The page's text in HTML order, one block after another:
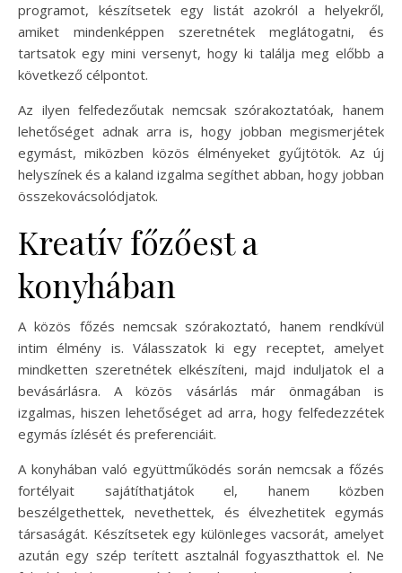
programot, készítsetek egy listát azokról a helyekről,
amiket mindenképpen szeretnétek meglátogatni, és
tartsatok egy mini versenyt, hogy ki találja meg előbb a
következő célpontot.
Az ilyen felfedezőutak nemcsak szórakoztatóak, hanem
lehetőséget adnak arra is, hogy jobban megismerjétek
egymást, miközben közös élményeket gyűjtötök. Az új
helyszínek és a kaland izgalma segíthet abban, hogy jobban
összekovácsolódjatok.
Kreatív főzőest a
konyhában
A közös főzés nemcsak szórakoztató, hanem rendkívül
intim élmény is. Válasszatok ki egy receptet, amelyet
mindketten szeretnétek elkészíteni, majd induljatok el a
bevásárlásra. A közös vásárlás már önmagában is
izgalmas, hiszen lehetőséget ad arra, hogy felfedezzétek
egymás ízlését és preferenciáit.
A konyhában való együttműködés során nemcsak a főzés
fortélyait sajátíthatjátok el, hanem közben
beszélgethettek, nevethettek, és élvezhetitek egymás
társaságát. Készítsetek egy különleges vacsorát, amelyet
azután egy szép terített asztalnál fogyaszthattok el. Ne